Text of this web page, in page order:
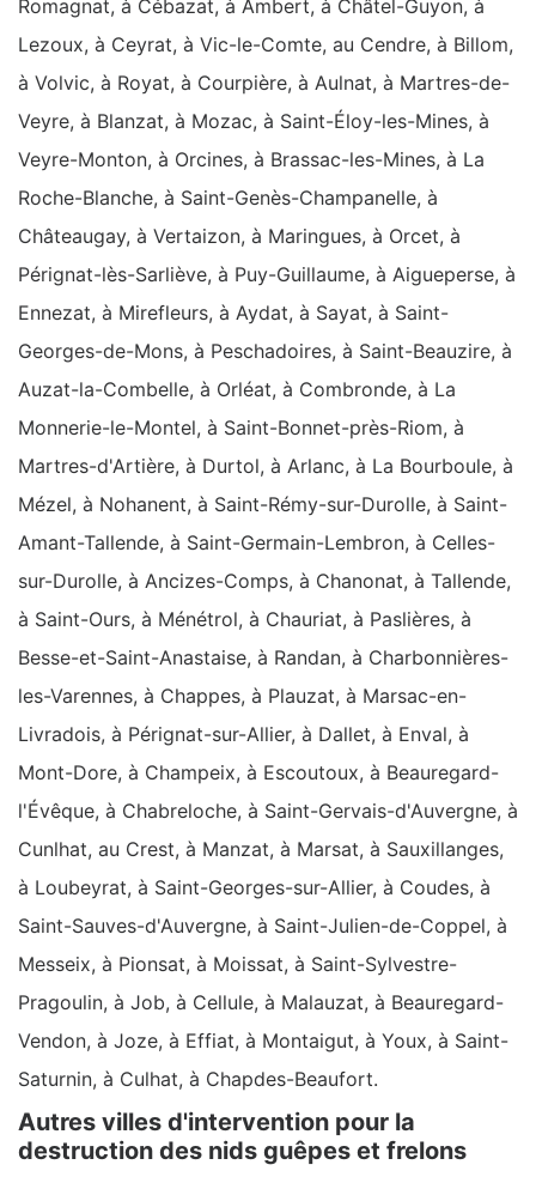
Romagnat, à Cébazat, à Ambert, à Châtel-Guyon, à
Lezoux, à Ceyrat, à Vic-le-Comte, au Cendre, à Billom,
à Volvic, à Royat, à Courpière, à Aulnat, à Martres-de-
Veyre, à Blanzat, à Mozac, à Saint-Éloy-les-Mines, à
Veyre-Monton, à Orcines, à Brassac-les-Mines, à La
Roche-Blanche, à Saint-Genès-Champanelle, à
Châteaugay, à Vertaizon, à Maringues, à Orcet, à
Pérignat-lès-Sarliève, à Puy-Guillaume, à Aigueperse, à
Ennezat, à Mirefleurs, à Aydat, à Sayat, à Saint-
Georges-de-Mons, à Peschadoires, à Saint-Beauzire, à
Auzat-la-Combelle, à Orléat, à Combronde, à La
Monnerie-le-Montel, à Saint-Bonnet-près-Riom, à
Martres-d'Artière, à Durtol, à Arlanc, à La Bourboule, à
Mézel, à Nohanent, à Saint-Rémy-sur-Durolle, à Saint-
Amant-Tallende, à Saint-Germain-Lembron, à Celles-
sur-Durolle, à Ancizes-Comps, à Chanonat, à Tallende,
à Saint-Ours, à Ménétrol, à Chauriat, à Paslières, à
Besse-et-Saint-Anastaise, à Randan, à Charbonnières-
les-Varennes, à Chappes, à Plauzat, à Marsac-en-
Livradois, à Pérignat-sur-Allier, à Dallet, à Enval, à
Mont-Dore, à Champeix, à Escoutoux, à Beauregard-
l'Évêque, à Chabreloche, à Saint-Gervais-d'Auvergne, à
Cunlhat, au Crest, à Manzat, à Marsat, à Sauxillanges,
à Loubeyrat, à Saint-Georges-sur-Allier, à Coudes, à
Saint-Sauves-d'Auvergne, à Saint-Julien-de-Coppel, à
Messeix, à Pionsat, à Moissat, à Saint-Sylvestre-
Pragoulin, à Job, à Cellule, à Malauzat, à Beauregard-
Vendon, à Joze, à Effiat, à Montaigut, à Youx, à Saint-
Saturnin, à Culhat, à Chapdes-Beaufort.
Autres villes d'intervention pour la
destruction des nids guêpes et frelons